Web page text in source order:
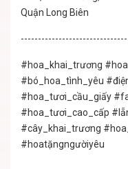
Quận Long Biên
#hoa_khai_trương
#bó_hoa_tình_yêu
#hoa_tươi_cầu_giấy
#hoa_tươi_cao_cấp
#cây_khai_trương
#hoatặngngườiyêu